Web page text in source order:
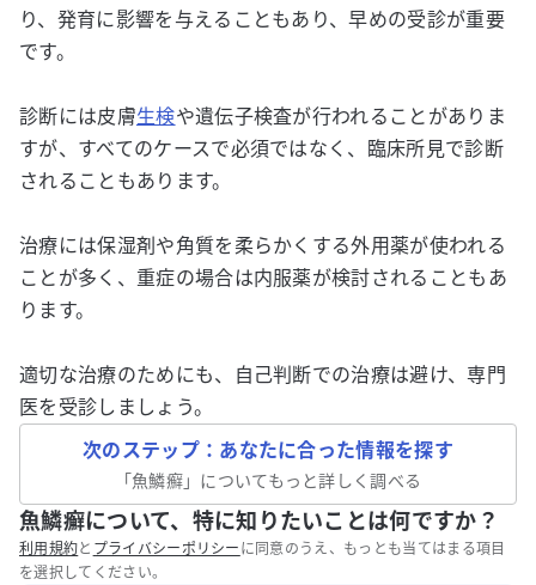
り、発育に影響を与えることもあり、早めの受診が重要
です。
診断には皮膚生検や遺伝子検査が行われることがありま
すが、すべてのケースで必須ではなく、臨床所見で診断
されることもあります。
治療には保湿剤や角質を柔らかくする外用薬が使われる
ことが多く、重症の場合は内服薬が検討されることもあ
ります。
適切な治療のためにも、自己判断での治療は避け、専門
医を受診しましょう。
次のステップ：あなたに合った情報を探す
「魚鱗癬」についてもっと詳しく調べる
魚鱗癬について、特に知りたいことは何ですか？
利用規約と プライバシーポリシー に同意のうえ、もっとも当てはまる項目
を選択してください。